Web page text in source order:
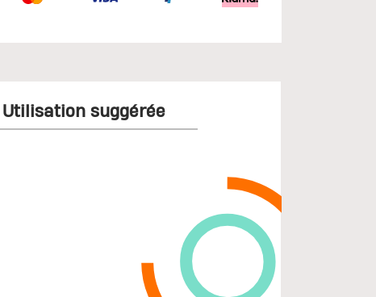
Utilisation suggérée